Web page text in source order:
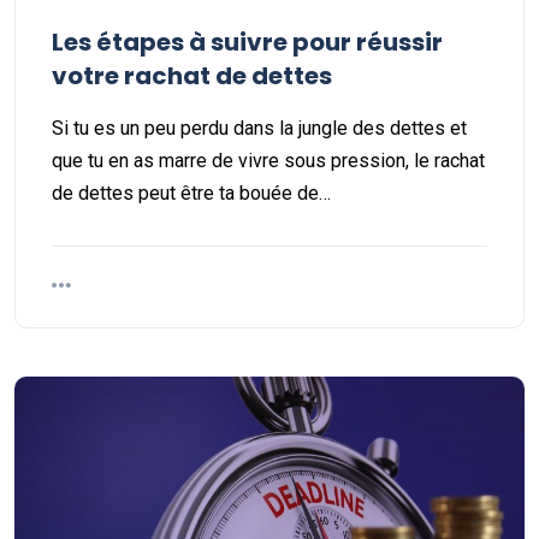
Les étapes à suivre pour réussir
votre rachat de dettes
Si tu es un peu perdu dans la jungle des dettes et
que tu en as marre de vivre sous pression, le rachat
de dettes peut être ta bouée de…